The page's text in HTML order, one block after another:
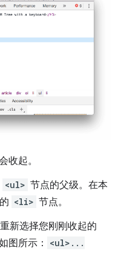
收起。
<ul> 节点的父级。在本
<li> 节点。
新选择您刚刚收起的
图所示：
<ul>...